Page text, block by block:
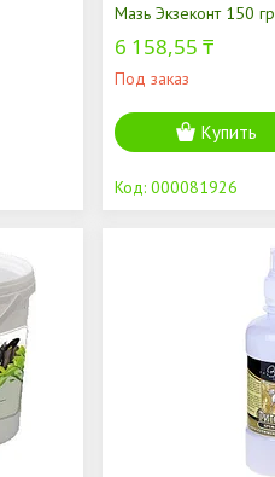
Мазь Экзеконт 150 гр
6 158,55 ₸
Под заказ
Купить
000081926